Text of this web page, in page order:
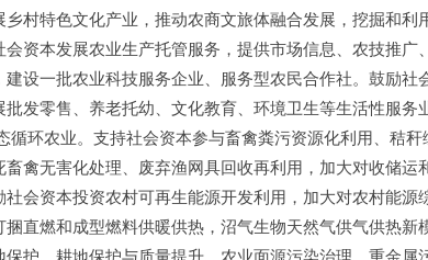
乡村特色文化产业，推动农商文旅体融合发展，挖掘和
会资本发展农业生产托管服务，提供市场信息、农技推
建设一批农业科技服务企业、服务型农民合作社。鼓励
批发零售、养老托幼、文化教育、环境卫生等生活性服务
循环农业。支持社会资本参与畜禽粪污资源化利用、秸
畜禽无害化处理、废弃渔网具回收再利用，加大对收储
社会资本投资农村可再生能源开发利用，加大对农村能
捆直燃和成型燃料供暖供热，沼气生物天然气供气供热
保护、耕地保护与质量提升、农业面源污染治理、重金属